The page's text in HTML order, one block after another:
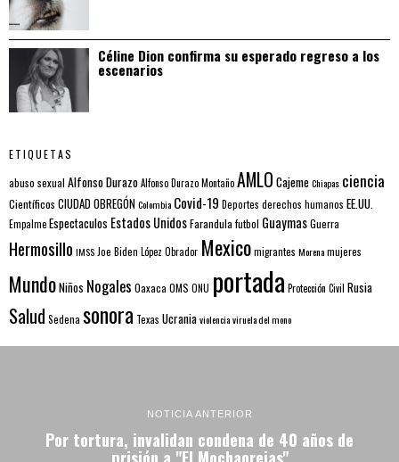
Céline Dion confirma su esperado regreso a los
escenarios
ETIQUETAS
abuso sexual Alfonso DurazoAlfonso Durazo MontañoAMLO CajemeChiapas ciencia
Científicos CIUDAD OBREGÓNColombia Covid-19 Deportes derechos humanos EE.UU.
EmpalmeEspectaculos Estados UnidosFarandulafutbol GuaymasGuerra
Hermosillo IMSSJoe Biden López Obrador Mexicomigrantes Morenamujeres
MundoNiños Nogales Oaxaca OMS ONU portada Protección Civil Rusia
Salud Sedena sonora Texas Ucraniaviolenciaviruela del mono
NOTICIA ANTERIOR
Por tortura, invalidan condena de 40 años de
prisión a "El Mochaorejas"